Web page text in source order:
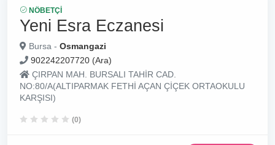
NÖBETÇI
Yeni Esra Eczanesi
Bursa - Osmangazi
902242207720 (Ara)
ÇIRPAN MAH. BURSALI TAHİR CAD.
NO:80/A(ALTIPARMAK FETHİ AÇAN ÇİÇEK ORTAOKULU
KARŞISI)
(0)